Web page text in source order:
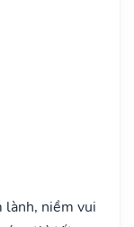
lành, niềm vui